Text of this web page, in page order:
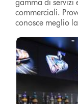
gamma di servizi
commerciali.
conosce meglio